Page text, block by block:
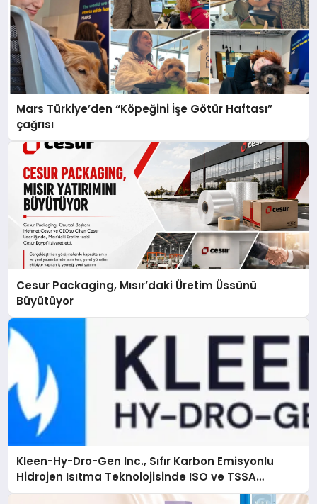
Mars Türkiye’den “Köpeğini İşe Götür Haftası”
çağrısı
Cesur Packaging, Mısır’daki Üretim Üssünü
Büyütüyor
Kleen-Hy-Dro-Gen Inc., Sıfır Karbon Emisyonlu
Hidrojen Isıtma Teknolojisinde ISO ve TSSA
Düzenleyici Onaylarını Aldı